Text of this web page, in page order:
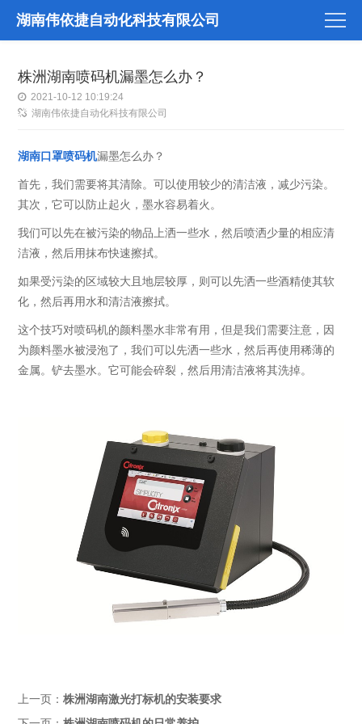
湖南伟依捷自动化科技有限公司
株洲湖南喷码机漏墨怎么办？
2021-10-12 10:19:24
湖南伟依捷自动化科技有限公司
湖南口罩喷码机漏墨怎么办？
首先，我们需要将其清除。可以使用较少的清洁液，减少污染。
其次，它可以防止起火，墨水容易着火。
我们可以先在被污染的物品上洒一些水，然后喷洒少量的相应清
洁液，然后用抹布快速擦拭。
如果受污染的区域较大且地层较厚，则可以先洒一些酒精使其软
化，然后再用水和清洁液擦拭。
这个技巧对喷码机的颜料墨水非常有用，但是我们需要注意，因
为颜料墨水被浸泡了，我们可以先洒一些水，然后再使用稀薄的
金属。铲去墨水。它可能会碎裂，然后用清洁液将其洗掉。
上一页：株洲湖南激光打标机的安装要求